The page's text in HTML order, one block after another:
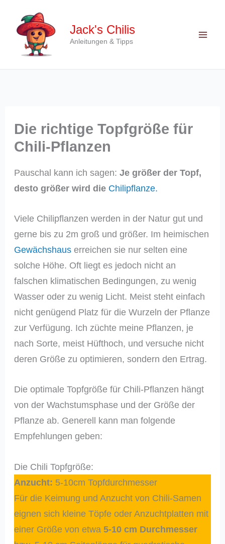
Inhalt
springen
Jack's Chilis
Anleitungen & Tipps
Die richtige Topfgröße für
Chili-Pflanzen
Pauschal kann ich sagen:Je größer der Topf,
desto größer wird die Chilipflanze.
Viele Chilipflanzen werden in der Natur gut und
gerne bis zu 2m groß und größer. Im heimischen
Gewächshaus erreichen sie nur selten eine
solche Höhe. Oft liegt es jedoch nicht an
falschen klimatischen Bedingungen, zu wenig
Wasser oder zu wenig Licht. Meist steht einfach
nicht genügend Platz für die Wurzeln der Pflanze
zur Verfügung. Ich züchte meine Pflanzen, je
nach Sorte, meist Hüfthoch, und versuche nicht
deren Größe zu optimieren, sondern den Ertrag.
Die optimale Topfgröße für Chili-Pflanzen hängt
von der Wachstumsphase und der Größe der
Pflanze ab. Generell kann man folgende
Empfehlungen geben:
Die Chili Topfgröße:
Anzucht: 5-10cm Topfdurchmesser
Für die Keimung und Anzucht von Chili-Samen
eignen sich kleine Töpfe oder Anzuchtplatten mit
einer Größe von etwa5-10 cm Durchmesser